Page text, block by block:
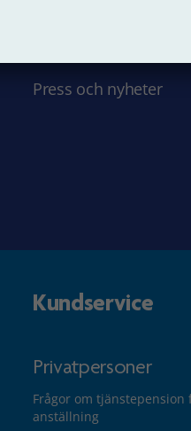
Press och nyheter
Kundservice
Privatpersoner
Frågor om tjänstepension
anställning